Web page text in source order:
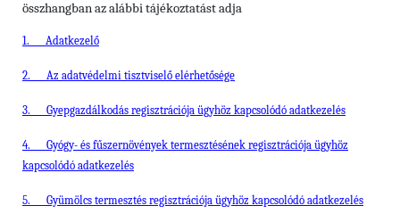
összhangban az alábbi tájékoztatást adja
1. Adatkezelő
2. Az adatvédelmi tisztviselő elérhetősége
3. Gyepgazdálkodás regisztrációja ügyhöz kapcsolódó adatkezelés
4.
Gyógy- és fűszernövények termesztésének regisztrációja ügyhöz
kapcsolódó adatkezelés
5. Gyümölcs termesztés regisztrációja ügyhöz kapcsolódó adatkezelés